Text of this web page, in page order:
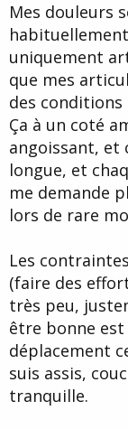
Mes douleurs
uniquement
que mes
des conditions
Ça à un coté
angoissant, et
longue, et
me demande
lors de rare
Les
(faire des
très peu,
être bonne
déplacement
suis assis,
tranquille.